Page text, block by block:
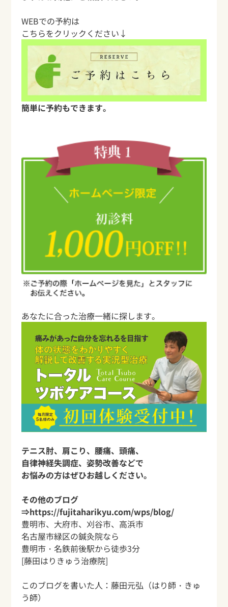
WEBでの予約は
こちらをクリックください↓
簡単に予約もできます。
あなたに合った治療一緒に探します。
テニス肘、肩こり、腰痛、頭痛、
自律神経失調症、姿勢改善などで
お悩みの方はぜひお越しください。
その他のブログ
⇒https://fujitaharikyu.com/wps/blog/
豊明市、大府市、刈谷市、高浜市
名古屋市緑区の鍼灸院なら
豊明市・名鉄前後駅から徒歩3分
[藤田はりきゅう治療院]
このブログを書いた人： 藤田元弘 （はり師・きゅ
う師）